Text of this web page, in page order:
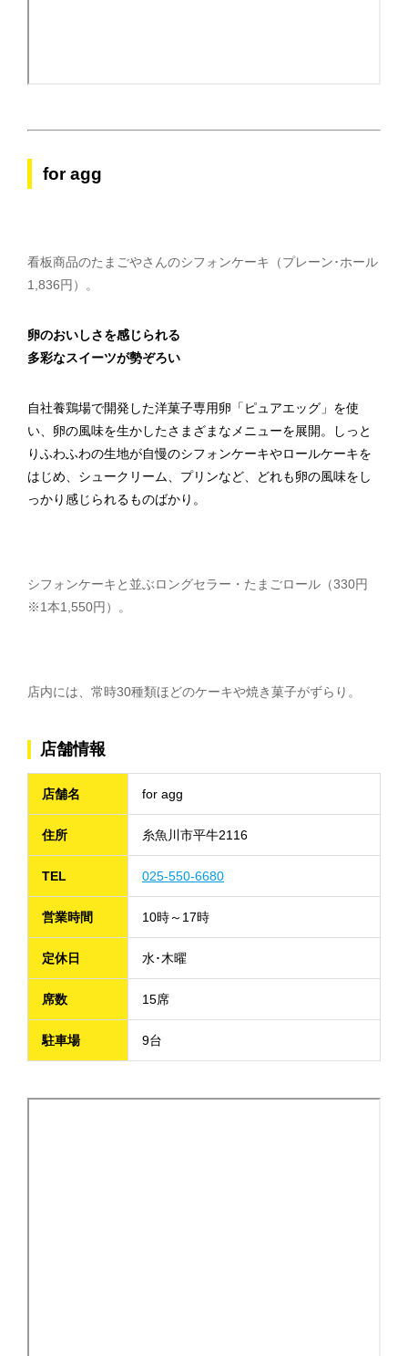
for agg
看板商品のたまごやさんのシフォンケーキ（プレーン･ホール
1,836円）。
卵のおいしさを感じられる
多彩なスイーツが勢ぞろい
自社養鶏場で開発した洋菓子専用卵「ピュアエッグ」を使
い、卵の風味を生かしたさまざまなメニューを展開。しっと
りふわふわの生地が自慢のシフォンケーキやロールケーキを
はじめ、シュークリーム、プリンなど、どれも卵の風味をし
っかり感じられるものばかり。
シフォンケーキと並ぶロングセラー・たまごロール（330円
※1本1,550円）。
店内には、常時30種類ほどのケーキや焼き菓子がずらり。
店舗情報
店舗名 for agg
住所 糸魚川市平牛2116
TEL 025-550-6680
営業時間 10時～17時
定休日 水･木曜
席数 15席
駐車場 9台